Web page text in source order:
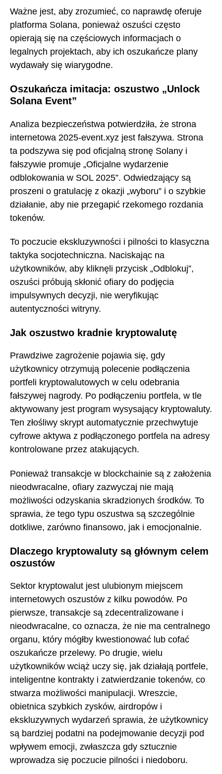
Ważne jest, aby zrozumieć, co naprawdę oferuje
platforma Solana, ponieważ oszuści często
opierają się na częściowych informacjach o
legalnych projektach, aby ich oszukańcze plany
wydawały się wiarygodne.
Oszukańcza imitacja: oszustwo „Unlock
Solana Event”
Analiza bezpieczeństwa potwierdziła, że strona
internetowa 2025-event.xyz jest fałszywa. Strona
ta podszywa się pod oficjalną stronę Solany i
fałszywie promuje „Oficjalne wydarzenie
odblokowania w SOL 2025”. Odwiedzający są
proszeni o gratulację z okazji „wyboru” i o szybkie
działanie, aby nie przegapić rzekomego rozdania
tokenów.
To poczucie ekskluzywności i pilności to klasyczna
taktyka socjotechniczna. Naciskając na
użytkowników, aby kliknęli przycisk „Odblokuj”,
oszuści próbują skłonić ofiary do podjęcia
impulsywnych decyzji, nie weryfikując
autentyczności witryny.
Jak oszustwo kradnie kryptowalutę
Prawdziwe zagrożenie pojawia się, gdy
użytkownicy otrzymują polecenie podłączenia
portfeli kryptowalutowych w celu odebrania
fałszywej nagrody. Po podłączeniu portfela, w tle
aktywowany jest program wysysający kryptowaluty.
Ten złośliwy skrypt automatycznie przechwytuje
cyfrowe aktywa z podłączonego portfela na adresy
kontrolowane przez atakujących.
Ponieważ transakcje w blockchainie są z założenia
nieodwracalne, ofiary zazwyczaj nie mają
możliwości odzyskania skradzionych środków. To
sprawia, że tego typu oszustwa są szczególnie
dotkliwe, zarówno finansowo, jak i emocjonalnie.
Dlaczego kryptowaluty są głównym celem
oszustów
Sektor kryptowalut jest ulubionym miejscem
internetowych oszustów z kilku powodów. Po
pierwsze, transakcje są zdecentralizowane i
nieodwracalne, co oznacza, że nie ma centralnego
organu, który mógłby kwestionować lub cofać
oszukańcze przelewy. Po drugie, wielu
użytkowników wciąż uczy się, jak działają portfele,
inteligentne kontrakty i zatwierdzanie tokenów, co
stwarza możliwości manipulacji. Wreszcie,
obietnica szybkich zysków, airdropów i
ekskluzywnych wydarzeń sprawia, że użytkownicy
są bardziej podatni na podejmowanie decyzji pod
wpływem emocji, zwłaszcza gdy sztucznie
wprowadza się poczucie pilności i niedoboru.